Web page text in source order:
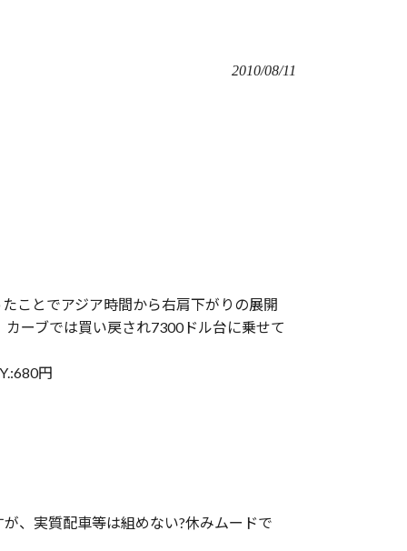
2010/08/11
ことでアジア時間から右肩下がりの展開
ーブでは買い戻され7300ドル台に乗せて
円
、実質配車等は組めない?休みムードで